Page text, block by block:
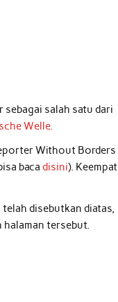
salah satu dari
Welle.
Without Borders
bacadisini). Keempat
disebutkan diatas,
halaman tersebut.